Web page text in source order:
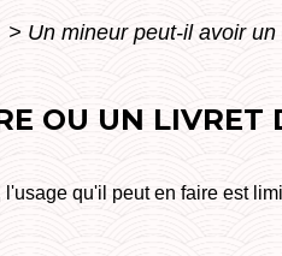
> Un mineur peut-il avoir
OU UN LIVRET
qu'il peut en faire est